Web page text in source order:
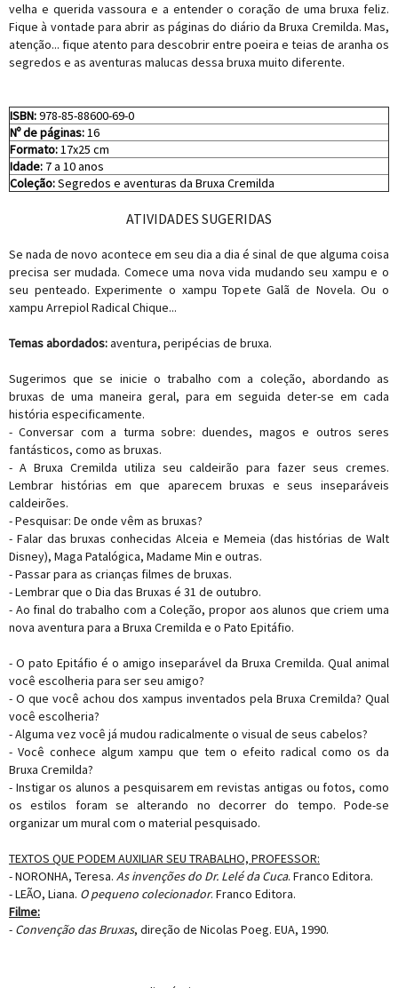
velha e querida vassoura e a entender o coração de uma bruxa feliz.
Fique à vontade para abrir as páginas do diário da Bruxa Cremilda. Mas,
atenção... fique atento para descobrir entre poeira e teias de aranha os
segredos e as aventuras malucas dessa bruxa muito diferente.
ISBN:978-85-88600-69-0
Nº de páginas:16
Formato:17x25 cm
Idade: 7 a 10 anos
Coleção:Segredos e aventuras da Bruxa Cremilda
ATIVIDADES SUGERIDAS
Se nada de novo acontece em seu dia a dia é sinal de que alguma coisa
precisa ser mudada. Comece uma nova vida mudando seu xampu e o
seu penteado. Experimente o xampu Topete Galã de Novela. Ou o
xampu Arrepiol Radical Chique...
Temas abordados:aventura, peripécias de bruxa.
Sugerimos que se inicie o trabalho com a coleção, abordando as
bruxas de uma maneira geral, para em seguida deter-se em cada
história especificamente.
- Conversar com a turma sobre: duendes, magos e outros seres
fantásticos, como as bruxas.
- A Bruxa Cremilda utiliza seu caldeirão para fazer seus cremes.
Lembrar histórias em que aparecem bruxas e seus inseparáveis
caldeirões.
- Pesquisar: De onde vêm as bruxas?
- Falar das bruxas conhecidas Alceia e Memeia (das histórias de Walt
Disney), Maga Patalógica, Madame Min e outras.
- Passar para as crianças filmes de bruxas.
- Lembrar que o Dia das Bruxas é 31 de outubro.
- Ao final do trabalho com a Coleção, propor aos alunos que criem uma
nova aventura para a Bruxa Cremilda e o Pato Epitáfio.
- O pato Epitáfio é o amigo inseparável da Bruxa Cremilda. Qual animal
você escolheria para ser seu amigo?
- O que você achou dos xampus inventados pela Bruxa Cremilda? Qual
você escolheria?
- Alguma vez você já mudou radicalmente o visual de seus cabelos?
- Você conhece algum xampu que tem o efeito radical como os da
Bruxa Cremilda?
- Instigar os alunos a pesquisarem em revistas antigas ou fotos, como
os estilos foram se alterando no decorrer do tempo. Pode-se
organizar um mural com o material pesquisado.
TEXTOS QUE PODEM AUXILIAR SEU TRABALHO, PROFESSOR:
- NORONHA, Teresa. As invenções do Dr. Lelé da Cuca. Franco Editora.
- LEÃO, Liana. O pequeno colecionador. Franco Editora.
Filme:
- Convenção das Bruxas, direção de Nicolas Poeg. EUA, 1990.